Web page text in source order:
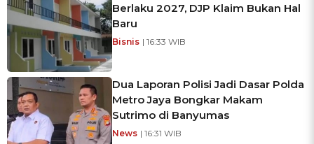
Berlaku 2027, DJP Klaim Bukan Hal
Baru
Bisnis | 16:33 WIB
Dua Laporan Polisi Jadi Dasar Polda
Metro Jaya Bongkar Makam
Sutrimo di Banyumas
News | 16:31 WIB